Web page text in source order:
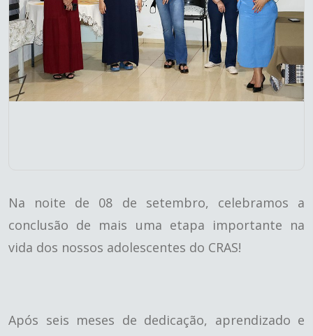
Na noite de 08 de setembro, celebramos a
conclusão de mais uma etapa importante na
vida dos nossos adolescentes do CRAS!
Após seis meses de dedicação, aprendizado e